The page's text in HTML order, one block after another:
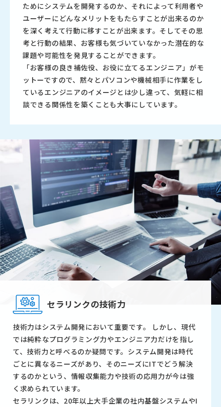
ためにシステムを開発するのか、それによって利用者や
ユーザーにどんなメリットをもたらすことが出来るのか
を深く考えて行動に移すことが出来ます。そしてその思
考と行動の結果、お客様も気づいていなかった潜在的な
課題や可能性を発見することができます。
「お客様の良き補佐役、お役に立てるエンジニア」がモ
ットーですので、黙々とパソコンや機械相手に作業をし
ているエンジニアのイメージとは少し違って、気軽に相
談できる関係性を築くことも大事にしています。
セラリンクの技術力
技術力はシステム開発において重要です。 しかし、現代
では純粋なプログラミング力やエンジニア力だけを指し
て、技術力と呼べるのか疑問です。システム開発は時代
ごとに異なるニーズがあり、そのニーズにITでどう解決
するのかという、情報収集能力や技術の応用力が今は強
く求められています。
セラリンクは、20年以上大手企業の社内基盤システムやI